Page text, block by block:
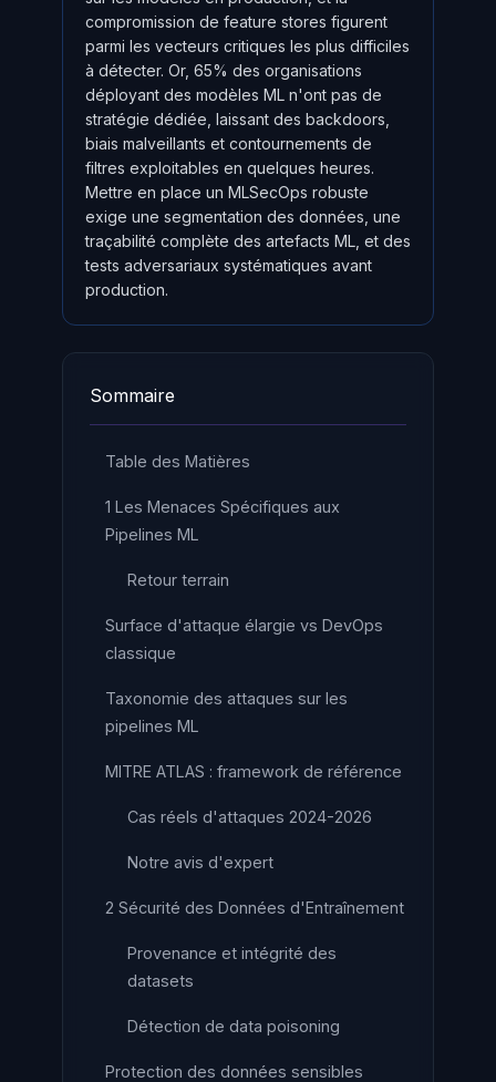
compromission de feature stores figurent
parmi les vecteurs critiques les plus difficiles
à détecter. Or, 65% des organisations
déployant des modèles ML n'ont pas de
stratégie dédiée, laissant des backdoors,
biais malveillants et contournements de
filtres exploitables en quelques heures.
Mettre en place un MLSecOps robuste
exige une segmentation des données, une
traçabilité complète des artefacts ML, et des
tests adversariaux systématiques avant
production.
Sommaire
Table des Matières
1 Les Menaces Spécifiques aux
Pipelines ML
Retour terrain
Surface d'attaque élargie vs DevOps
classique
Taxonomie des attaques sur les
pipelines ML
MITRE ATLAS : framework de référence
Cas réels d'attaques 2024-2026
Notre avis d'expert
2 Sécurité des Données d'Entraînement
Provenance et intégrité des
datasets
Détection de data poisoning
Protection des données sensibles